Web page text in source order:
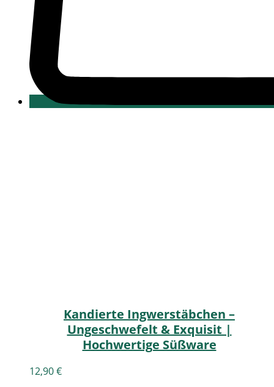
Kandierte Ingwerstäbchen –
Ungeschwefelt & Exquisit |
Hochwertige Süßware
12,90€